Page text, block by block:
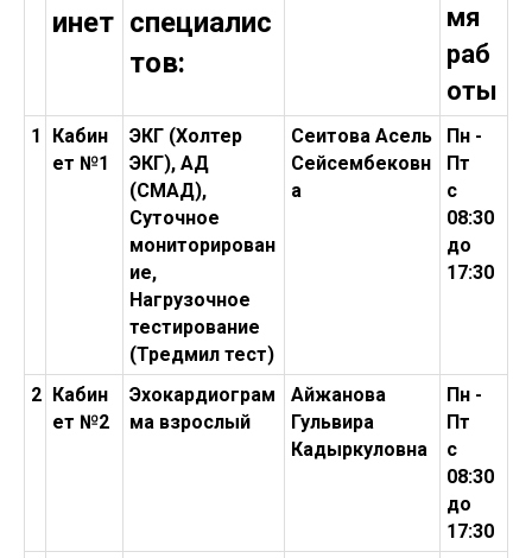
инет специалис
тов:
мя
раб
оты
1
Кабин
ет №1
ЭКГ (Холтер
ЭКГ), АД
(СМАД),
Суточное
мониторирован
ие,
Нагрузочное
тестирование
(Тредмил тест)
Сеитова Асель
Сейсембековн
а
Пн -
Пт
с
08:30
до
17:30
2 Кабин
ет №2
Эхокардиограм
ма взрослый
Айжанова
Гульвира
Кадыркуловна
Пн -
Пт
с
08:30
до
17:30